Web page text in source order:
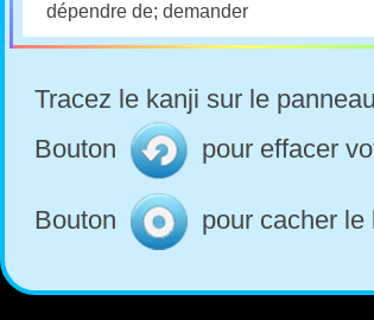
dépendre de; demander
Tracez le kanji sur le
Bouton
pour effacer
Bouton pour cacher le